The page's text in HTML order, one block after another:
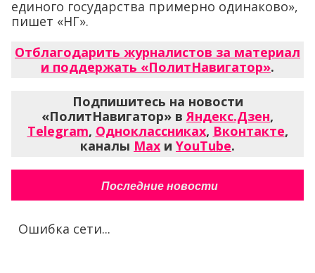
единого государства примерно одинаково»,
пишет «НГ».
Отблагодарить журналистов за материал
и поддержать «ПолитНавигатор».
Подпишитесь на новости
«ПолитНавигатор» вЯндекс.Дзен,
Telegram, Одноклассниках, Вконтакте,
каналы Max и YouTube.
Последние новости
Ошибка сети...